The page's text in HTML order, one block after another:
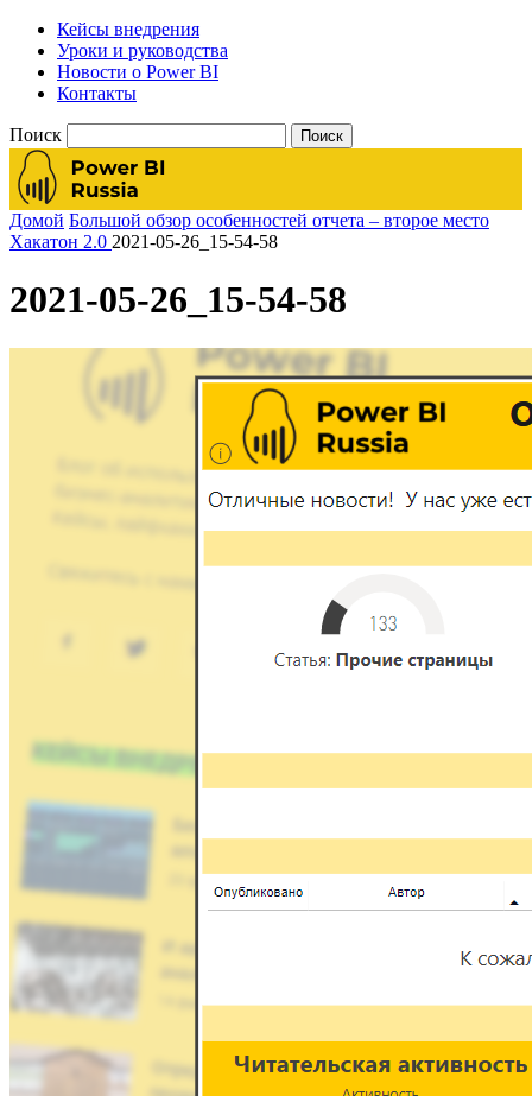
Кейсы внедрения
Уроки и руководства
Новости о Power BI
Контакты
Поиск
Домой Большой обзор особенностей отчета – второе место
Хакатон 2.0 2021-05-26_15-54-58
2021-05-26_15-54-58